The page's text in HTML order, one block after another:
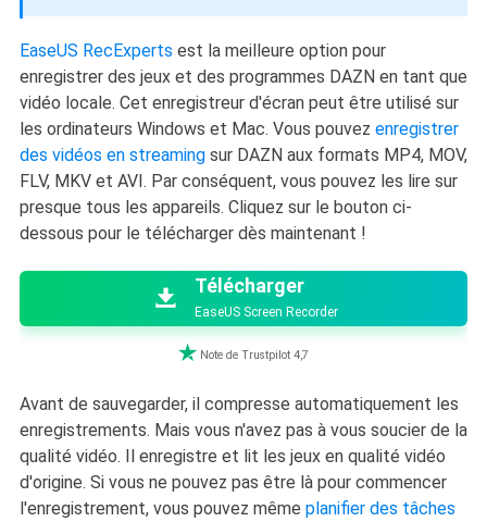
EaseUS RecExperts est la meilleure option pour
enregistrer des jeux et des programmes DAZN en tant que
vidéo locale. Cet enregistreur d'écran peut être utilisé sur
les ordinateurs Windows et Mac. Vous pouvez enregistrer
des vidéos en streamingsur DAZN aux formats MP4, MOV,
FLV, MKV et AVI. Par conséquent, vous pouvez les lire sur
presque tous les appareils. Cliquez sur le bouton ci-
dessous pour le télécharger dès maintenant !


Télécharger
EaseUS Screen Recorder
 Note de Trustpilot 4,7
Avant de sauvegarder, il compresse automatiquement les
enregistrements. Mais vous n'avez pas à vous soucier de la
qualité vidéo. Il enregistre et lit les jeux en qualité vidéo
d'origine. Si vous ne pouvez pas être là pour commencer
l'enregistrement, vous pouvez même planifier des tâches